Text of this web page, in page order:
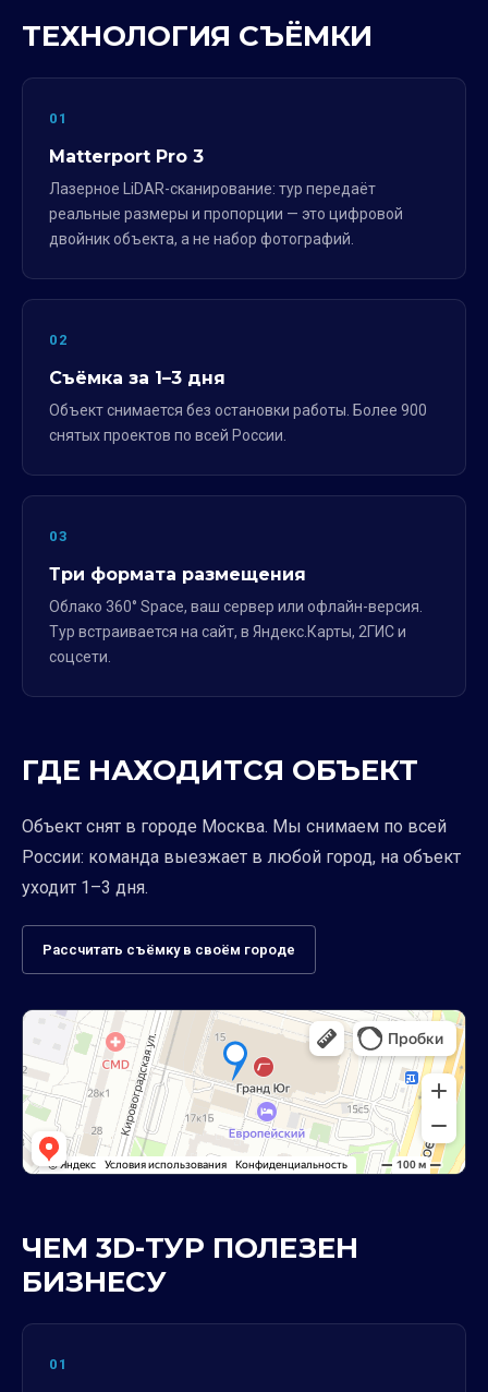
ТЕХНОЛОГИЯ СЪЁМКИ
01
Matterport Pro 3
Лазерное LiDAR-сканирование: тур передаёт
реальные размеры и пропорции — это цифровой
двойник объекта, а не набор фотографий.
02
Съёмка за 1–3 дня
Объект снимается без остановки работы. Более 900
снятых проектов по всей России.
03
Три формата размещения
Облако 360° Space, ваш сервер или офлайн-версия.
Тур встраивается на сайт, в Яндекс.Карты, 2ГИС и
соцсети.
ГДЕ НАХОДИТСЯ ОБЪЕКТ
Объект снят в городе Москва. Мы снимаем по всей
России: команда выезжает в любой город, на объект
уходит 1–3 дня.
Рассчитать съёмку в своём городе
ЧЕМ 3D-ТУР ПОЛЕЗЕН
БИЗНЕСУ
01